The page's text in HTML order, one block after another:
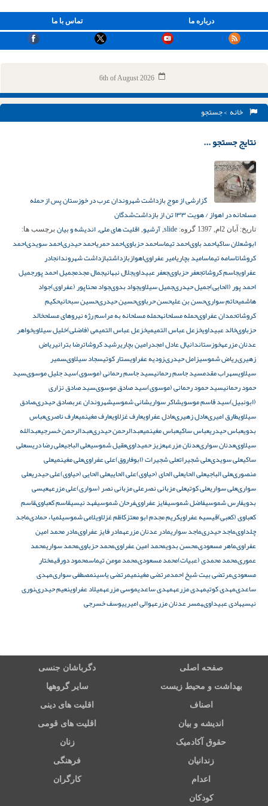
تماس با ما درباره ما
6th of August 2026
خانه > جستجو
نتایج جستجو ...
گزارشی از موج بازداشت شهروندان عرب در خوزستان پس از حمله
مسلحانه در اهواز / هویت ۱۳۳ تن از بازداشت‌شدگان
تاریخ: آبان 2ام, 1397 گروه: slide
, آرشیو, اقلیت های ملی, اندیشه و بیان برچسب ها:
ابوشعلان ساکىاحمد باوىاحمد تیماساحمد حزباوىاحمد حمریاحمد حیدرىاحمد سویدىاحمد
کروشاتاسامه تیماسامید بچاریامیر عفراوىاهوازبازداشتبازداشت شهروندانجادر
عفراویجاسم کروشاتجعفر حزباوىجعفر عبیداویجلال نبهانیجمال مجدمجمیل احمد پورجمیل
احمد پور (الحایى)جمیل حیدرىجمیل سیلاویجواد بدوىجواد محناپور (عفراوى)جواد
هاشمىحاتم سوارىحسن بن علیحسن حرباوىحسین حیدرىحسین سبحانیحکیم
کروشاتحمدان عفراوىحمله مسلحانهحمله مسلحانه به مراسم رژه نیروهای مسلحخالد
حزباوىخالد عبیداویخزعل عباس التمیمیخزعل عباس التمیمی (فاضلی)خلیل سیلاویخواهر
عدنان مزرعهخوزستاندانیال عادل امجدرامین بچاریرشید کروشاترضا بترانىریاض
زهیرىریاض شموسیزامل حیدرىزودیه عفراویستار کوتىسجاد سیلاوىسمیر
سیلاویسهراب مقدمسید جاسم رحمانىسید جاسم رحمانى (موسوى)سید جلیل موسوىسید
حمود رحمانىسید حمود رحمانى (موسوى)سید صادق موسوىسید صادق نزاری
(ابونبیل)سید قاسم موسویشاکر سواریشانی شموسیشهروندان عربصادق حیدرىصادق
سیلاویطارق اميرىعادل زهیرىعادل عفراویعارف غزلاویعارف مغینمیعارف ناصرىعباس
بدویعباس حیدریعباس ساکىعباس مغینمیعبدالرحمن حیدرىعبدالرحمن خسرجیعبدالله
سیلاوىعدنان سوارىعدنان مزرعهعزیز حمیداوىعقیل شموسیعلى الباجىعلى رضا دریسعلى
ساکىعلى سویدىعلى شجیراتعلى شجیرات (ابوفاروق)على عفراوىعلى مغينمیعلى
منصورىعلی الباجیعلی الحایعلی الحای (حیاوی)علی الحاییعلی الحایی (حیاوی)علی حیدریعلی
سوارىعلی سواریعلی کوتىعلی مزبانی نصرعلی مزبانی نصر (سواری)علی مزرعهعیسى
بدویفارس شموسیفاضل شموسیفایز عفراوىفرحان شموسیفهد نیسىقاسم کعباوىقاسم
کعباوى (کعبى)قیسیه عفراویكريم مجدم ابو معتزکاظم غزلاویلامی شموسیلمیاء حمادىماجد
چلداوىماجد حیدرىماجد سواریمادر عدنان مزرعهمادر فایز عفراوىمادر محمد امین
عفراوىماهر مسعودىمحسن بدویمحمد امین عفراوىمحمد حزباوىمحمد سواریمحمد
عمورىمحمد محمدى (عبیات)محمد مسعودىمحمد مومن تیماسمحمود دورقىمختار
مسعودىمرتضى بیت شیخ احمدمرتضى مغینمیمرتضى یاسینمصطفی سوارىمهدى
ساعدىمهدى کوتىمهدى مزرعهمهدی ساعدیموسى مزرعهمیلاد عفراوینعیم حیدرىنوری
نیسیهادى عبیداوىهمسر عدنان مزرعهوالی امیرییوسف خسرجى
صفحه اصلی دگرباشان جنسی
بهداشت و محیط زیست سایر گروهها
اصناف اقلیت های دینی
اندیشه و بیان اقلیت های قومی
حقوق آکادمیک زنان
زندانیان فرهنگی
اعدام کارگران
کودکان